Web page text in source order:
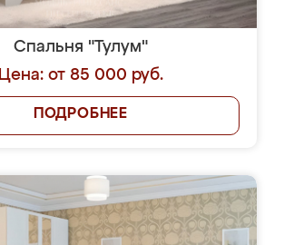
Спальня "Тулум"
Цена: от 85 000 руб.
ПОДРОБНЕЕ